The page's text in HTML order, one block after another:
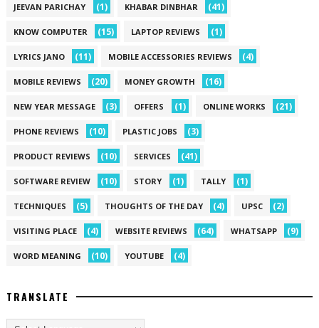
JEEVAN PARICHAY (1) KHABAR DINBHAR (41)
KNOW COMPUTER (15) LAPTOP REVIEWS (1)
LYRICS JANO (11) MOBILE ACCESSORIES REVIEWS (4)
MOBILE REVIEWS (20) MONEY GROWTH (16)
NEW YEAR MESSAGE (3) OFFERS (1) ONLINE WORKS (21)
PHONE REVIEWS (10) PLASTIC JOBS (3)
PRODUCT REVIEWS (10) SERVICES (41)
SOFTWARE REVIEW (10) STORY (1) TALLY (1)
TECHNIQUES (5) THOUGHTS OF THE DAY (4) UPSC (2)
VISITING PLACE (4) WEBSITE REVIEWS (64) WHATSAPP (9)
WORD MEANING (10) YOUTUBE (4)
TRANSLATE